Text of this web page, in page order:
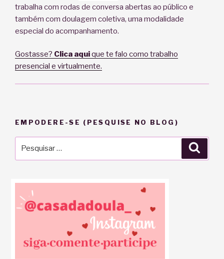
trabalha com rodas de conversa abertas ao público e
também com doulagem coletiva, uma modalidade
especial do acompanhamento.
Gostasse? Clica aquique te falo como trabalho
presencial e virtualmente.
EMPODERE-SE (PESQUISE NO BLOG)